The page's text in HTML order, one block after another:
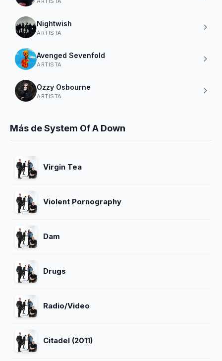
Nightwish
ARTISTA
Avenged Sevenfold
ARTISTA
Ozzy Osbourne
ARTISTA
Más de System Of A Down
Virgin Tea
Violent Pornography
Dam
Drugs
Radio/Video
Citadel (2011)